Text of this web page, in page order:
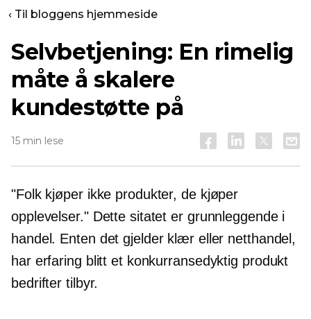
‹ Til bloggens hjemmeside
Selvbetjening: En rimelig
måte å skalere
kundestøtte på
15 min lese
"Folk kjøper ikke produkter, de kjøper
opplevelser." Dette sitatet er grunnleggende i
handel. Enten det gjelder klær eller netthandel,
har erfaring blitt et konkurransedyktig produkt
bedrifter tilbyr.